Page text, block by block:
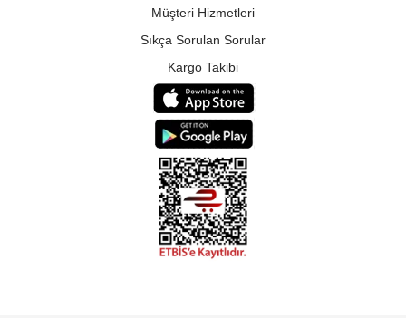
Müşteri Hizmetleri
Sıkça Sorulan Sorular
Kargo Takibi